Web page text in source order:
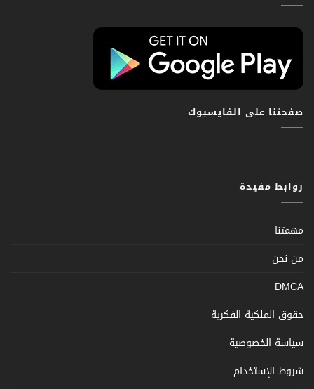
صفحتنا على الفايسبوك
روابط مفيدة
مهمتنا
من نحن
DMCA
حقوق الملكية الفكرية
سياسة الخصوصية
شروط الإستخدام